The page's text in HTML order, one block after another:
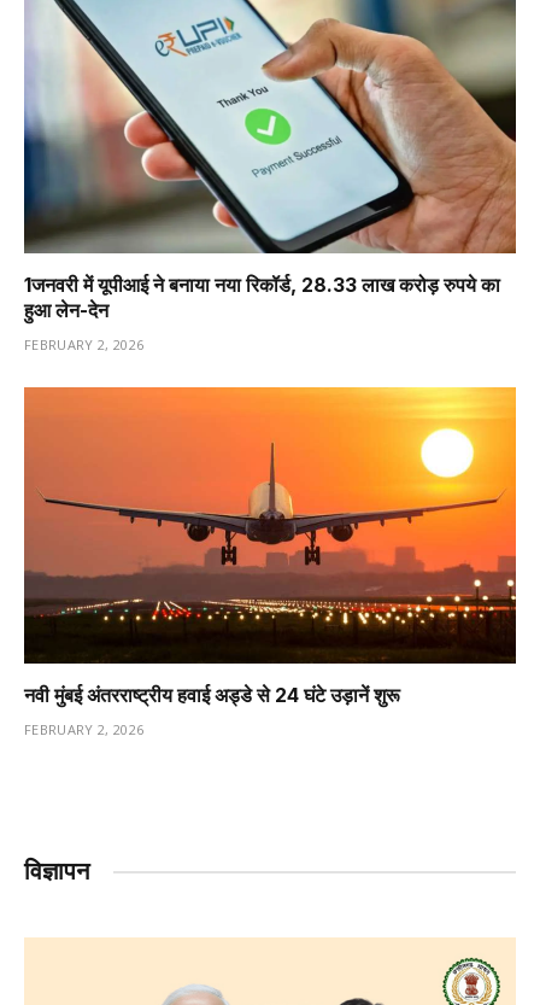
1️जनवरी में यूपीआई ने बनाया नया रिकॉर्ड, 28.33 लाख करोड़ रुपये का
हुआ लेन-देन
FEBRUARY 2, 2026
नवी मुंबई अंतरराष्ट्रीय हवाई अड्डे से 24 घंटे उड़ानें शुरू
FEBRUARY 2, 2026
विज्ञापन